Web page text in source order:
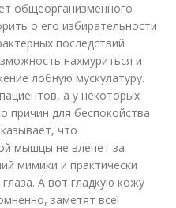
общеорганизменного
о его избирательности
последствий
нахмуриться и
лобную мускулатуру.
а у некоторых
причин для беспокойства
что
мышцы не влечет за
мимики и практически
А вот гладкую кожу
заметят все!